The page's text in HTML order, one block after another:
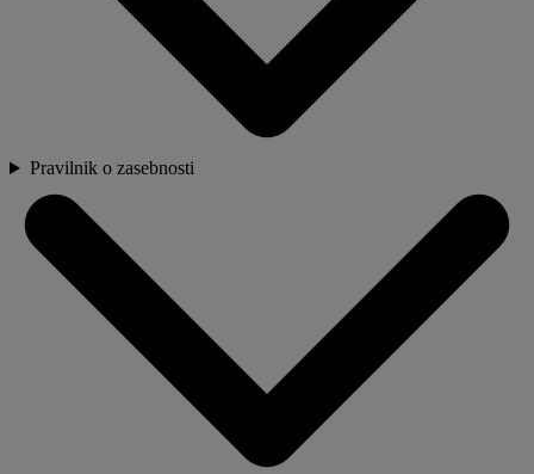
Pravilnik o zasebnosti